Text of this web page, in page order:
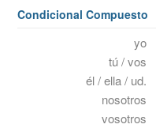
Condicional Compuesto
yo
tú / vos
él / ella / ud.
nosotros
vosotros